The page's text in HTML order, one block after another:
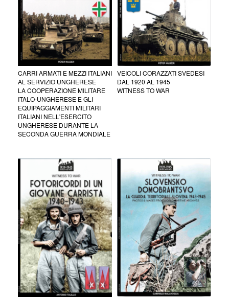
CARRI ARMATI E MEZZI ITALIANI
AL SERVIZIO UNGHERESE
LA COOPERAZIONE MILITARE
ITALO-UNGHERESE E GLI
EQUIPAGGIAMENTI MILITARI
ITALIANI NELL'ESERCITO
UNGHERESE DURANTE LA
SECONDA GUERRA MONDIALE
VEICOLI CORAZZATI SVEDESI
DAL 1920 AL 1945
WITNESS TO WAR